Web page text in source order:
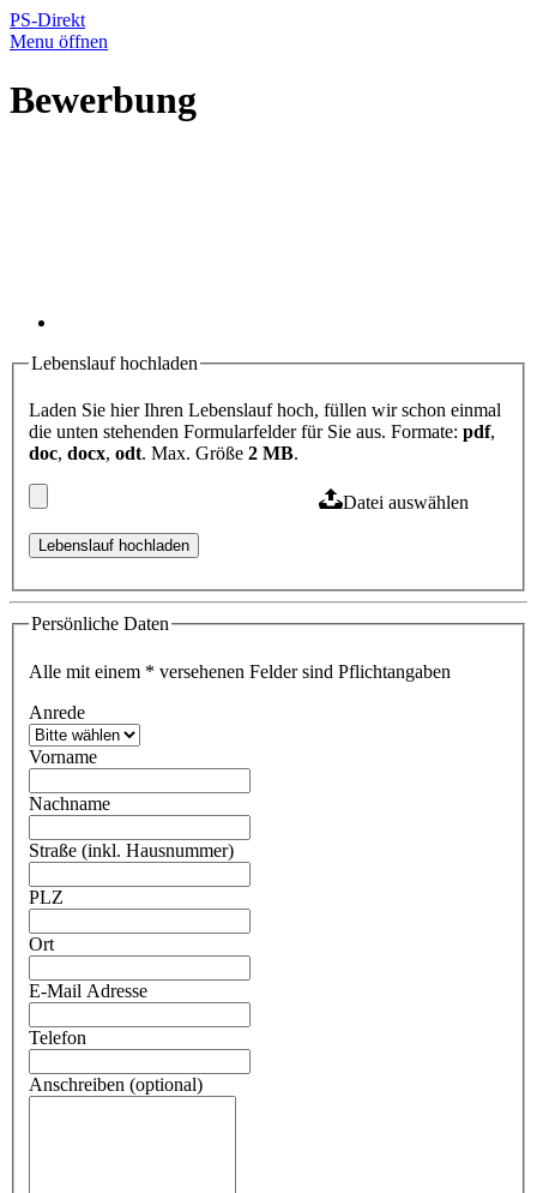
PS-Direkt
Menu öffnen
Bewerbung
Lebenslauf hochladen
Laden Sie hier Ihren Lebenslauf hoch, füllen wir schon einmal
die unten stehenden Formularfelder für Sie aus. Formate: pdf,
doc, docx, odt. Max. Größe 2 MB.
Datei auswählen
Persönliche Daten
Alle mit einem * versehenen Felder sind Pflichtangaben
Anrede
Vorname
Nachname
Straße (inkl. Hausnummer)
PLZ
Ort
E-Mail Adresse
Telefon
Anschreiben (optional)